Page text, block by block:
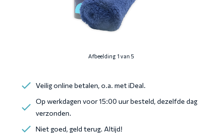
Afbeelding 1 van 5
Veilig online betalen, o.a. met iDeal.
Op werkdagen voor 15:00 uur besteld, dezelfde dag
verzonden.
Niet goed, geld terug. Altijd!